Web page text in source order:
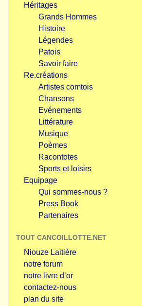
Héritages
Grands Hommes
Histoire
Légendes
Patois
Savoir faire
Re.créations
Artistes comtois
Chansons
Evénements
Littérature
Musique
Poèmes
Racontotes
Sports et loisirs
Equipage
Qui sommes-nous ?
Press Book
Partenaires
TOUT CANCOILLOTTE.NET
Niouze Laitière
notre forum
notre livre d’or
contactez-nous
plan du site